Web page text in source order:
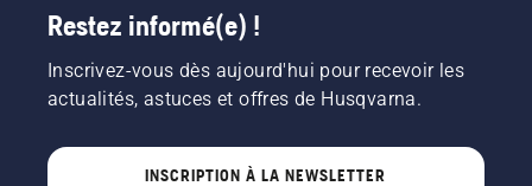
Restez informé(e) !
Inscrivez-vous dès aujourd'hui pour recevoir les
actualités, astuces et offres de Husqvarna.
INSCRIPTION À LA NEWSLETTER